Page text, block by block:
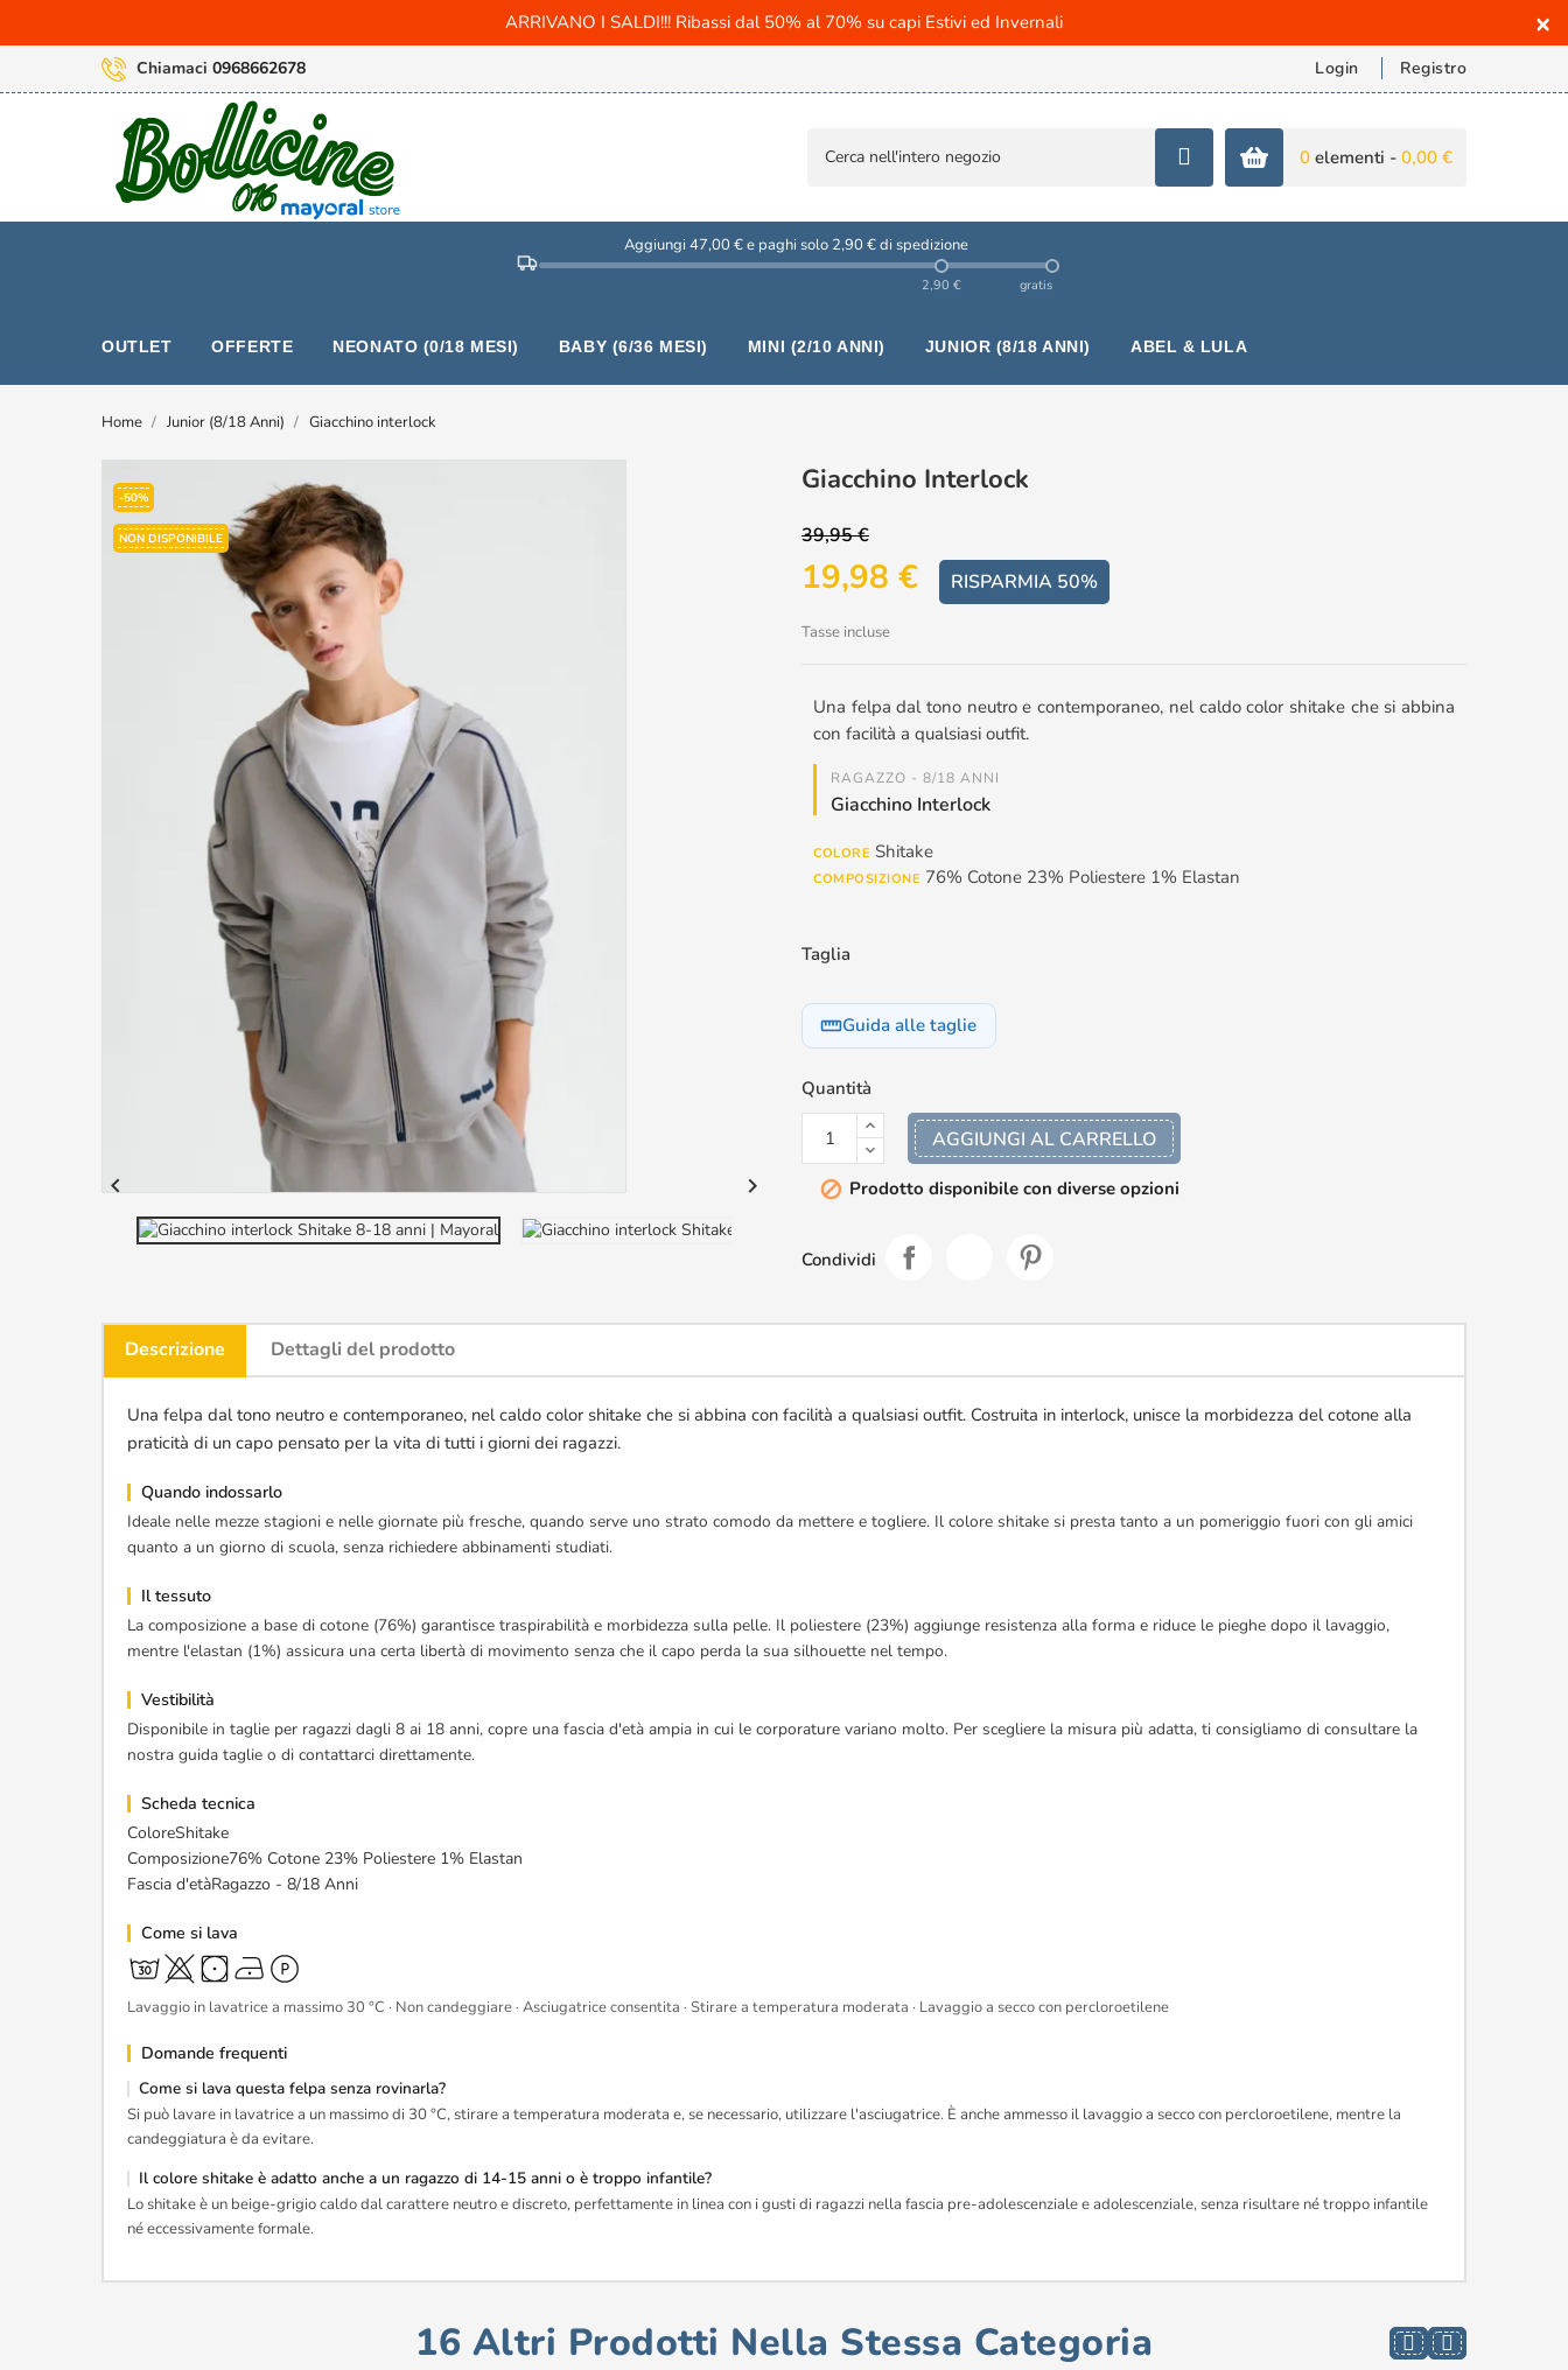
×
ARRIVANO I SALDI!!! Ribassi dal 50% al 70% su capi Estivi ed Invernali
Chiamaci 0968662678 Login Registro
0 elementi - 0,00 €
Aggiungi 47,00 € e paghi solo 2,90 € di spedizione
2,90 € gratis
OUTLET OFFERTE NEONATO (0/18 MESI) BABY (6/36 MESI) MINI (2/10 ANNI) JUNIOR (8/18 ANNI) ABEL & LULA
Home Junior (8/18 Anni) Giacchino interlock
-50%
NON DISPONIBILE
 
Giacchino Interlock
39,95 €
19,98 € RISPARMIA 50%
Tasse incluse
Una felpa dal tono neutro e contemporaneo, nel caldo color shitake che si abbina
con facilità a qualsiasi outfit.
RAGAZZO - 8/18 ANNI
Giacchino Interlock
COLORE Shitake
COMPOSIZIONE 76% Cotone 23% Poliestere 1% Elastan
Taglia
straightenGuida alle taglie
Quantità
AGGIUNGI AL CARRELLO
 Prodotto disponibile con diverse opzioni
Condividi
Descrizione Dettagli del prodotto
Una felpa dal tono neutro e contemporaneo, nel caldo color shitake che si abbina con facilità a qualsiasi outfit. Costruita in interlock, unisce la morbidezza del cotone alla
praticità di un capo pensato per la vita di tutti i giorni dei ragazzi.
Quando indossarlo
Ideale nelle mezze stagioni e nelle giornate più fresche, quando serve uno strato comodo da mettere e togliere. Il colore shitake si presta tanto a un pomeriggio fuori con gli amici
quanto a un giorno di scuola, senza richiedere abbinamenti studiati.
Il tessuto
La composizione a base di cotone (76%) garantisce traspirabilità e morbidezza sulla pelle. Il poliestere (23%) aggiunge resistenza alla forma e riduce le pieghe dopo il lavaggio,
mentre l'elastan (1%) assicura una certa libertà di movimento senza che il capo perda la sua silhouette nel tempo.
Vestibilità
Disponibile in taglie per ragazzi dagli 8 ai 18 anni, copre una fascia d'età ampia in cui le corporature variano molto. Per scegliere la misura più adatta, ti consigliamo di consultare la
nostra guida taglie o di contattarci direttamente.
Scheda tecnica
ColoreShitake
Composizione76% Cotone 23% Poliestere 1% Elastan
Fascia d'etàRagazzo - 8/18 Anni
Come si lava
Lavaggio in lavatrice a massimo 30 °C · Non candeggiare · Asciugatrice consentita · Stirare a temperatura moderata · Lavaggio a secco con percloroetilene
Domande frequenti
Come si lava questa felpa senza rovinarla?
Si può lavare in lavatrice a un massimo di 30 °C, stirare a temperatura moderata e, se necessario, utilizzare l'asciugatrice. È anche ammesso il lavaggio a secco con percloroetilene, mentre la
candeggiatura è da evitare.
Il colore shitake è adatto anche a un ragazzo di 14-15 anni o è troppo infantile?
Lo shitake è un beige-grigio caldo dal carattere neutro e discreto, perfettamente in linea con i gusti di ragazzi nella fascia pre-adolescenziale e adolescenziale, senza risultare né troppo infantile
né eccessivamente formale.
16 Altri Prodotti Nella Stessa Categoria